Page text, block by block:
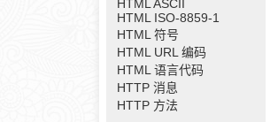
HTML ASCII
HTML ISO-8859-1
HTML 符号
HTML URL 编码
HTML 语言代码
HTTP 消息
HTTP 方法